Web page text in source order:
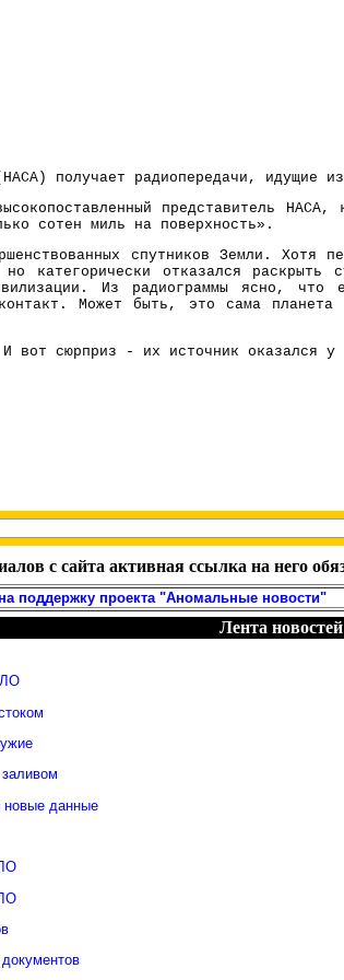
получает радиопередачи, идущие
представитель
сотен миль на поверхность».
спутников Земли. Хотя
категорически отказался раскрыть
Из радиограммы ясно,
Может быть, это сама
вот сюрприз - их источник оказался у
с сайта активная ссылка на него
поддержку проекта "Аномальные новости"
Лента новостей
новые данные